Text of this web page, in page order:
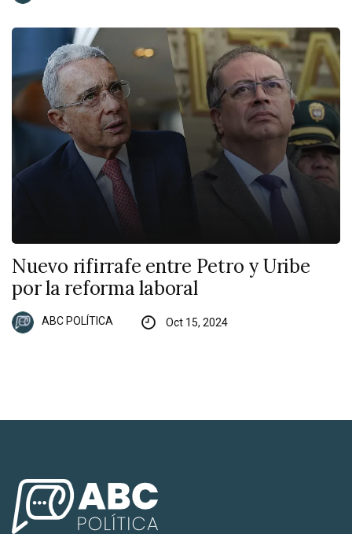
Nuevo rifirrafe entre Petro y Uribe
por la reforma laboral
ABC POLÍTICA Oct 15, 2024